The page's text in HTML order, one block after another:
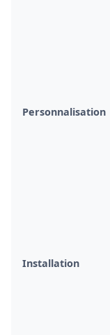
Personnalisation
Installation